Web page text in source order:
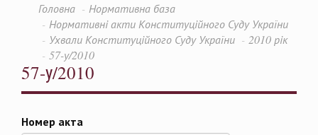
Головна
Нормативна база
Нормативні акти Конституційного Суду України
Ухвали Конституційного Суду України
2010 рік
57-у/2010
57-у/2010
Номер акта